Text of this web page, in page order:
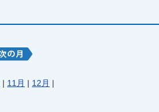
| 11月 | 12月 |